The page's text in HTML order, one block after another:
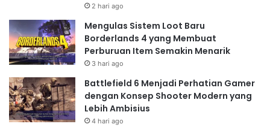
2 hari ago
Mengulas Sistem Loot Baru
Borderlands 4 yang Membuat
Perburuan Item Semakin Menarik
3 hari ago
Battlefield 6 Menjadi Perhatian Gamer
dengan Konsep Shooter Modern yang
Lebih Ambisius
4 hari ago